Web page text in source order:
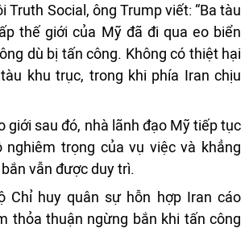
Truth Social, ông Trump viết: “Ba tàu
thế giới của Mỹ đã đi qua eo biển
dù bị tấn công. Không có thiệt hại
khu trục, trong khi phía Iran chịu
giới sau đó, nhà lãnh đạo Mỹ tiếp tục
nghiêm trọng của vụ việc và khẳng
vẫn được duy trì.
Chỉ huy quân sự hỗn hợp Iran cáo
thỏa thuận ngừng bắn khi tấn công